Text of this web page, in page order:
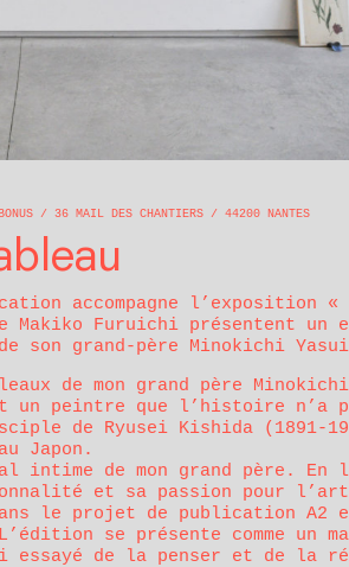
36 MAIL DES CHANTIERS 44200 NANTES
accompagne l’exposition «
Furuichi présentent un
son grand-père Minokichi
de mon grand père
un peintre que l’histoire n’a
de Ryusei Kishida (1891-
Japon.
intime de mon grand père. En
et sa passion pour
le projet de publication A2
se présente comme un
de la penser et de la